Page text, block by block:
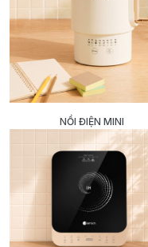
NỒI ĐIỆN MINI